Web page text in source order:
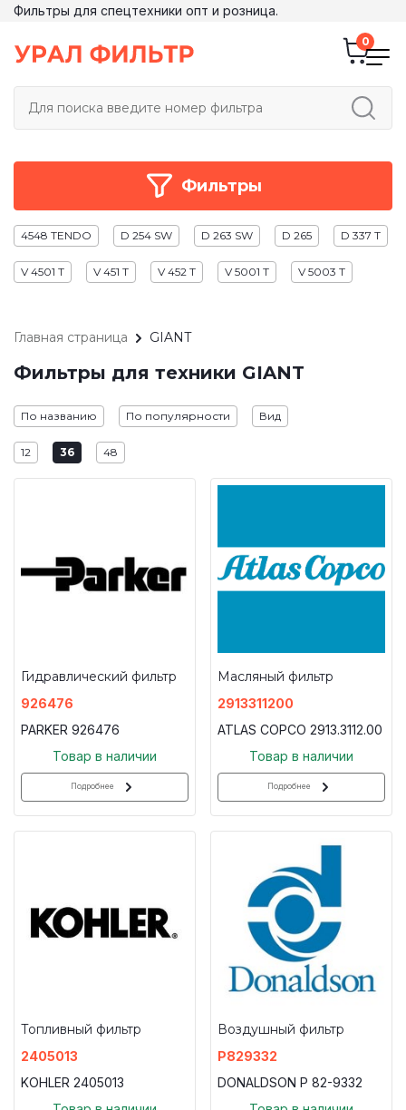
Фильтры для спецтехники опт и розница.
Фильтры
4548 TENDO D 254 SW D 263 SW D 265 D 337 T
V 4501 T V 451 T V 452 T V 5001 T V 5003 T
Главная страница GIANT
Фильтры для техники GIANT
По названию По популярности Вид
12 36 48
Гидравлический фильтр
926476
PARKER 926476
Товар в наличии
Подробнее
Масляный фильтр
2913311200
ATLAS COPCO 2913.3112.00
Товар в наличии
Подробнее
Топливный фильтр
2405013
KOHLER 2405013
Воздушный фильтр
P829332
DONALDSON P 82-9332